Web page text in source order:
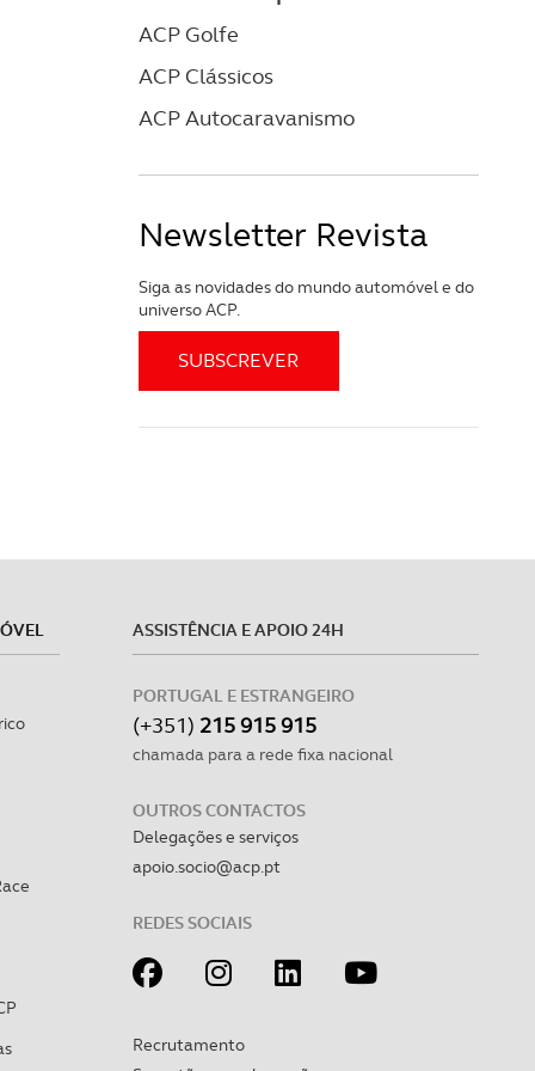
ACP Golfe
ACP Clássicos
ACP Autocaravanismo
Newsletter Revista
Siga as novidades do mundo automóvel e do
universo ACP.
ASSISTÊNCIA E APOIO 24H
PORTUGAL E ESTRANGEIRO
(+351) 215 915 915
chamada para a rede fixa nacional
OUTROS CONTACTOS
Delegações e serviços
apoio.socio@acp.pt
REDES SOCIAIS
Recrutamento